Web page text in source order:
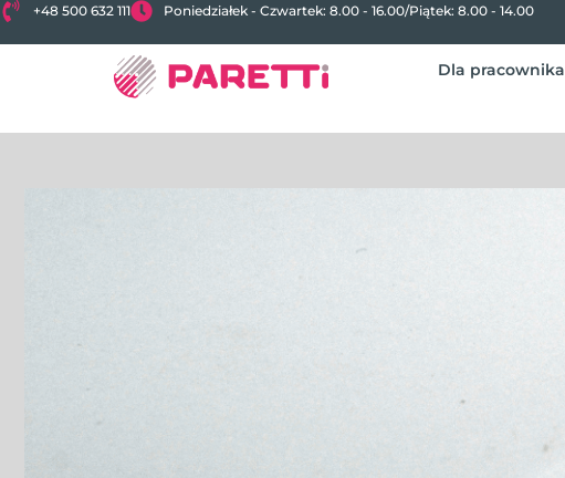
+48 500 632 111 Poniedziałek - Czwartek: 8.00 - 16.00/Piątek: 8.00 - 14.00
Dla pracownika